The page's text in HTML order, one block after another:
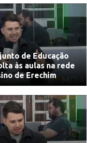
de Educação
às aulas na rede
de Erechim